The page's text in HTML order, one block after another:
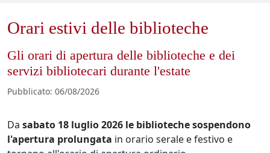
Orari estivi delle biblioteche
Gli orari di apertura delle biblioteche e dei
servizi bibliotecari durante l'estate
Pubblicato: 06/08/2026
Da sabato 18 luglio 2026 le biblioteche sospendono
l'apertura prolungata in orario serale e festivo e